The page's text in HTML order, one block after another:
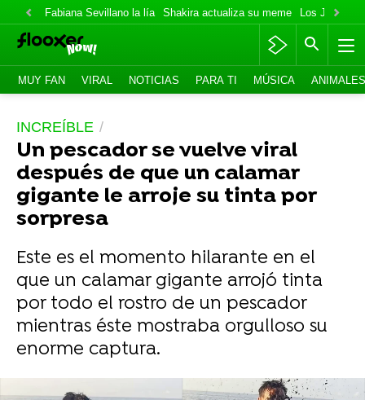
Fabiana Sevillano la lía Shakira actualiza su meme Los Jonas
MUY FAN VIRAL NOTICIAS PARA TI MÚSICA ANIMALES
INCREÍBLE
Un pescador se vuelve viral
después de que un calamar
gigante le arroje su tinta por
sorpresa
Este es el momento hilarante en el
que un calamar gigante arrojó tinta
por todo el rostro de un pescador
mientras éste mostraba orgulloso su
enorme captura.
Newsflare